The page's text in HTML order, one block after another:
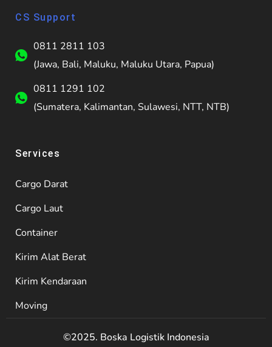
CS Support
0811 2811 103
(Jawa, Bali, Maluku, Maluku Utara, Papua)
0811 1291 102
(Sumatera, Kalimantan, Sulawesi, NTT, NTB)
Services
Cargo Darat
Cargo Laut
Container
Kirim Alat Berat
Kirim Kendaraan
Moving
©2025. Boska Logistik Indonesia